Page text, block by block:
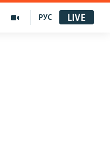
РУС LIVE